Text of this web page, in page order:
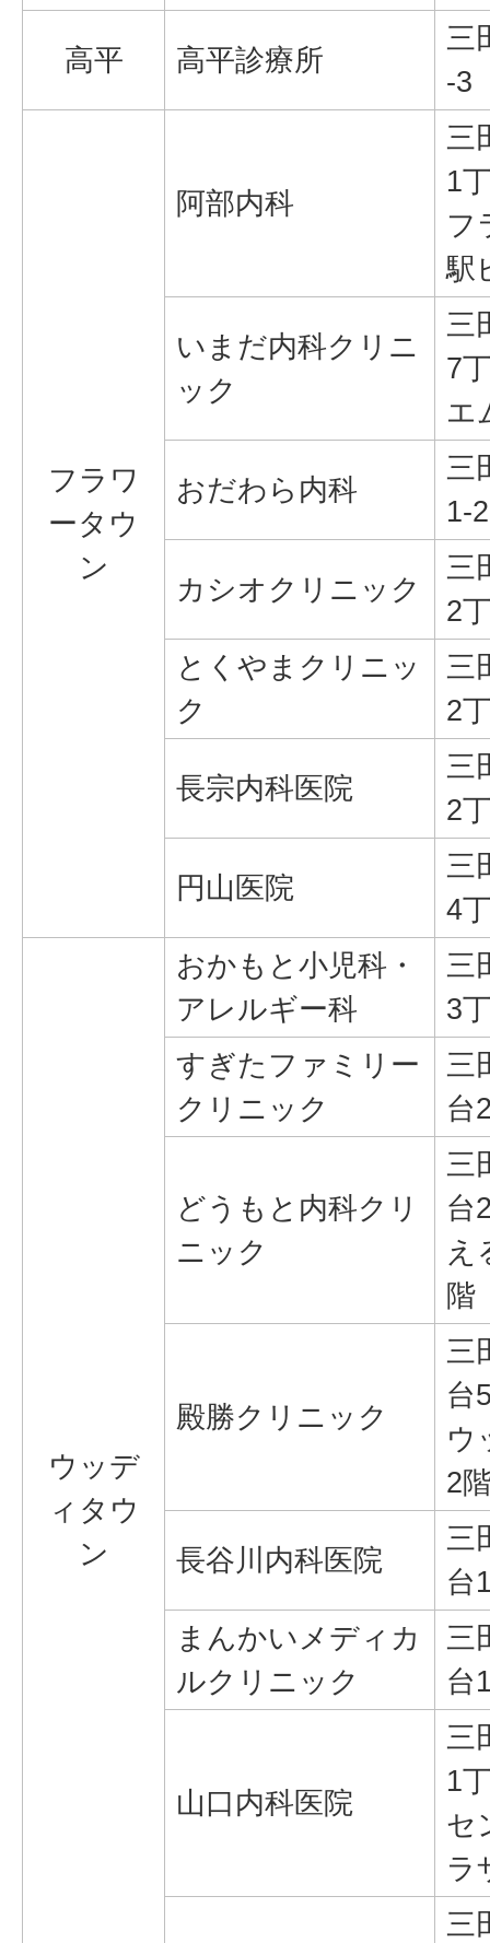
高平 高平診療所
三
-3
フラワ
ータウ
ン
阿部内科
三
1
フ
駅
いまだ内科クリニ
ック
三
7
エ
おだわら内科
三
1-
カシオクリニック
三
2
とくやまクリニッ
ク
三
2
長宗内科医院
三
2
円山医院
三
4
ウッデ
ィタウ
ン
おかもと小児科・
アレルギー科
三
3
すぎたファミリー
クリニック
三
台
どうもと内科クリ
ニック
三
台
え
階
殿勝クリニック
三
台
ウ
2
長谷川内科医院
三
台
まんかいメディカ
ルクリニック
三
台
山口内科医院
三
1
セ
ラ
三